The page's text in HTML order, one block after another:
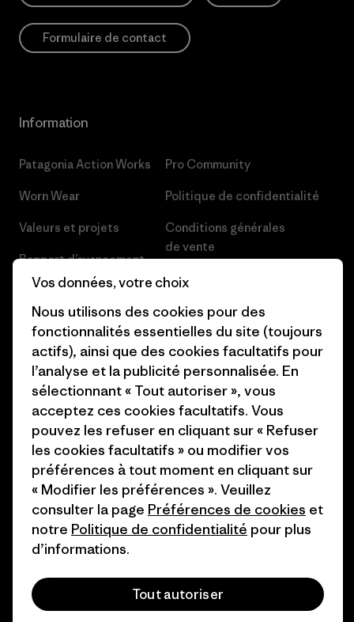
Formulaire de contact
Information
Patagonia Action Works
Worn Wear
Valeurs et projets
Rapport d’avancement
Business Unusual
Objectifs climatiques
1% For The Planet
Comment nous finançons
Cartes cadeaux
Nos magasins
Pro Community
Politique de confidentialité
Conditions générales
de vente
Préférences de cookie
Carrières
Presse et media
Industry program
Programme d’affiliation
Patagonia Suisse Plan du site
© 2026 Patagonia, Inc. All Rights Reserved.
Vos données, votre choix
Nous utilisons des cookies pour des
fonctionnalités essentielles du site (toujours
actifs), ainsi que des cookies facultatifs pour
l’analyse et la publicité personnalisée. En
sélectionnant « Tout autoriser », vous
acceptez ces cookies facultatifs. Vous
pouvez les refuser en cliquant sur « Refuser
les cookies facultatifs » ou modifier vos
préférences à tout moment en cliquant sur
« Modifier les préférences ». Veuillez
consulter la page Préférences de cookies et
notre Politique de confidentialité pour plus
d’informations.
Tout autoriser